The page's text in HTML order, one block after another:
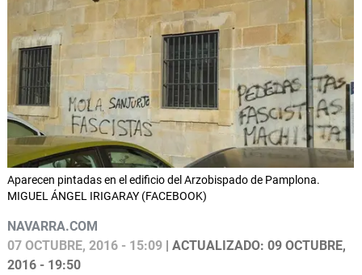
Aparecen pintadas en el edificio del Arzobispado de Pamplona.
MIGUEL ÁNGEL IRIGARAY (FACEBOOK)
NAVARRA.COM
07 OCTUBRE, 2016 - 15:09 | ACTUALIZADO: 09 OCTUBRE,
2016 - 19:50